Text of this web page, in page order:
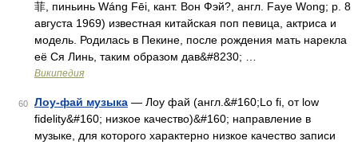
菲, пиньинь Wáng Fēi, кант. Вон Фэй?, англ. Faye Wong; р. 8
августа 1969) известная китайская поп певица, актриса и
модель. Родилась в Пекине, после рождения мать нарекла
её Ся Линь, таким образом дав&#8230; …
Википедия
60 Лоу-фай музыка — Лоу фай (англ.&#160;Lo fi, от low
fidelity&#160; низкое качество)&#160; направление в
музыке, для которого характерно низкое качество записи